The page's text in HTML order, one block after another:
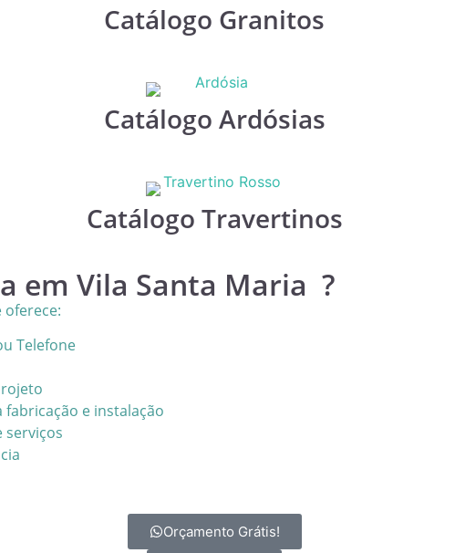
Catálogo Granitos
Catálogo Ardósias
Catálogo Travertinos
em Vila Santa Maria ?
oferece:
Telefone
e instalação
serviços
Orçamento Grátis!